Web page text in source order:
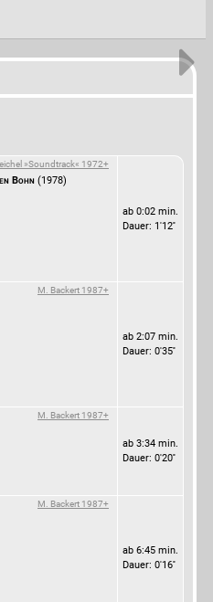
»Soundtrack« 1972+
Bohn (1978)
ab 0:02 min.
Dauer: 1'12''
M. Backert 1987+
ab 2:07 min.
Dauer: 0'35''
M. Backert 1987+
ab 3:34 min.
Dauer: 0'20''
M. Backert 1987+
ab 6:45 min.
Dauer: 0'16''